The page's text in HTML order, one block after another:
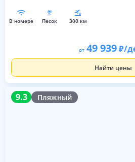
в номере песок 300 км
от 49 939 /
Найти цены
9.3 Пляжный
9.3